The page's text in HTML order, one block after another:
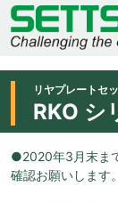
リヤプレートセ
RKO シ
●2020年3月末ま
確認お願いします